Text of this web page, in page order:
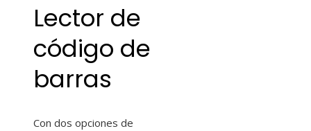
Lector de
código de
barras
Con dos opciones de